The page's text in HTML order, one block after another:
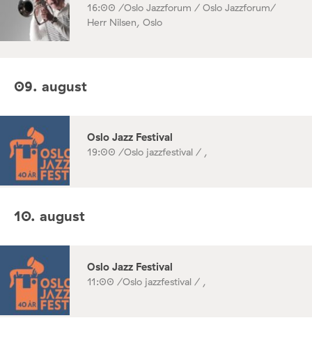
16:00 /Oslo Jazzforum / Oslo Jazzforum/
Herr Nilsen, Oslo
09. august
Oslo Jazz Festival
19:00 /Oslo jazzfestival / ,
10. august
Oslo Jazz Festival
11:00 /Oslo jazzfestival / ,